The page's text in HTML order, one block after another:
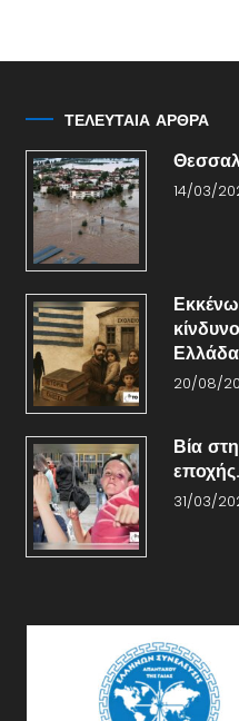
ΤΕΛΕΥΤΑΙΑ ΑΡΘΡΑ
14/03/
20/08/
Βία
31/03/